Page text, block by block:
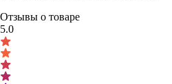
Отзывы о товаре
5.0